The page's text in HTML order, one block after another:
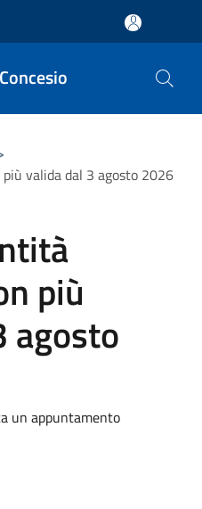
valida dal 3 agosto 2026
più
agosto
un appuntamento